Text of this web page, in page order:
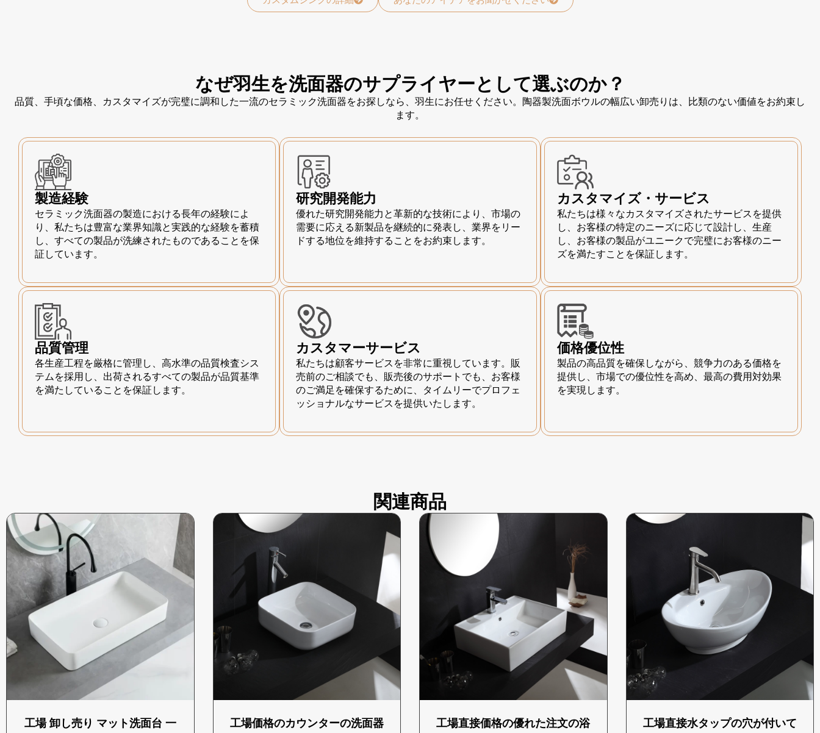
なぜ羽生を洗面器のサプライヤーとして選ぶのか？
品質、手頃な価格、カスタマイズが完璧に調和した一流のセラミック洗面器をお探しなら、羽生にお任せください。陶器製洗面ボウルの幅広い卸売りは、比類のない価値をお約束し
ます。
製造経験
セラミック洗面器の製造における長年の経験によ
り、私たちは豊富な業界知識と実践的な経験を蓄積
し、すべての製品が洗練されたものであることを保
証しています。
研究開発能力
優れた研究開発能力と革新的な技術により、市場の
需要に応える新製品を継続的に発表し、業界をリー
ドする地位を維持することをお約束します。
カスタマイズ・サービス
私たちは様々なカスタマイズされたサービスを提供
し、お客様の特定のニーズに応じて設計し、生産
し、お客様の製品がユニークで完璧にお客様のニー
ズを満たすことを保証します。
品質管理
各生産工程を厳格に管理し、高水準の品質検査シス
テムを採用し、出荷されるすべての製品が品質基準
を満たしていることを保証します。
カスタマーサービス
私たちは顧客サービスを非常に重視しています。販
売前のご相談でも、販売後のサポートでも、お客様
のご満足を確保するために、タイムリーでプロフェ
ッショナルなサービスを提供いたします。
価格優位性
製品の高品質を確保しながら、競争力のある価格を
提供し、市場での優位性を高め、最高の費用対効果
を実現します。
関連商品
工場 卸し売り マット洗面台 一 工場価格のカウンターの洗面器 工場直接価格の優れた注文の浴 工場直接水タップの穴が付いて